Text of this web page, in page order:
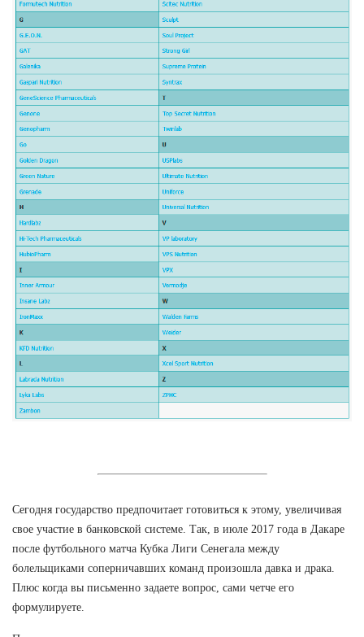
Сегодня государство предпочитает готовиться к этому, увеличивая
свое участие в банковской системе. Так, в июле 2017 года в Дакаре
после футбольного матча Кубка Лиги Сенегала между
болельщиками соперничавших команд произошла давка и драка.
Плюс когда вы письменно задаете вопрос, сами четче его
формулируете.